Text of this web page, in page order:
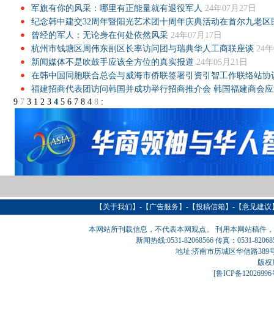
军旗有你的风采：哪里有正能量就有退役军人 24年07月27日
纪念韩中建交32周年暨阳光艺术团十周年庆典活动在首尔九老区
曾经的军人：无论身在何处依然风采 24年07月17日
杭州市钱塘区周伟东副区长率访问团与瑞典华人工商联座谈 24
新闻媒体不是吹鼓手应该全方位的真实报道 24年05月21日
在韩中国同胞联合总会与威海市侨联签署引资引智工作联络站协
福建招商代表团访问韩国并成功举行招商推介会 韩国福建商会
9 7 3 1 2 3 4 5 6 7 8 4 8 :
【 关于我们 】-【 广告服务】-【投稿信箱】-【意见建
本网站所刊载信息，不代表本网观点。 刊用本网站稿件
新闻热线:0531-82068566 传真：0531-
地址:济南市历城区华信路389
版
[鲁ICP备12026996